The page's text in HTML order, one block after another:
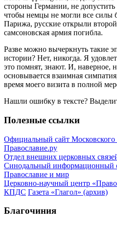
стороны Германии, не
чтобы немцы не могли все силы
Парижа, русские открыли
самсоновская армия погибла.
Разве можно вычеркнуть такие
истории? Нет, никогда. Я
это помнят, знают. И, наверное,
основывается взаимная
время моего визита в полной
Нашли ошибку в тексте?
Полезные ссылки
Официальный сайт Московского
Православие.ру
Отдел внешних церковных
Синодальный информационный
Православие и мир
Церковно-научный центр
КПДС Газета «Глагол» (архив)
Благочиния